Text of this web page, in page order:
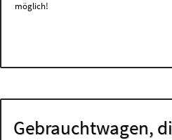
möglich!
Gebrauchtwagen,